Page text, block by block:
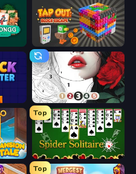
Tap Out: Block Escape
Numicolor
Mansion Tale: Merge Secrets
Top
Spider Solitaire
Top